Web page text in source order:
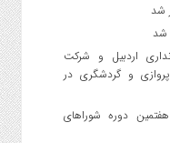
شد
شد
اردبیل و شرکت
و گردشگری در
دوره شوراهای